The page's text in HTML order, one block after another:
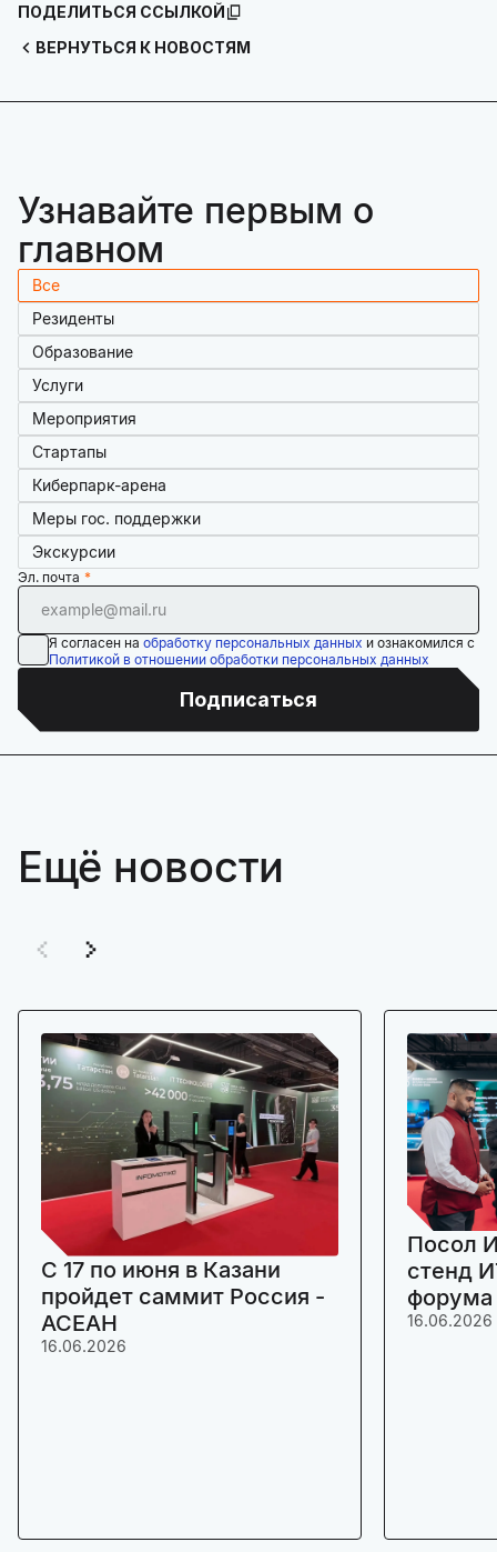
ВЕРНУТЬСЯ К НОВОСТЯМ
ПОДЕЛИТЬСЯ ССЫЛКОЙ
Узнавайте первым о
главном
Все
Резиденты
Образование
Услуги
Мероприятия
Стартапы
Киберпарк-арена
Меры гос. поддержки
Экскурсии
Эл. почта
Я согласен на обработку персональных данных и ознакомился с
Политикой в отношении обработки персональных данных
Подписаться
Ещё новости
C 17 по июня в Казани
пройдет саммит Россия -
АСЕАН
16.06.2026
Посол
стенд
16.06.2026